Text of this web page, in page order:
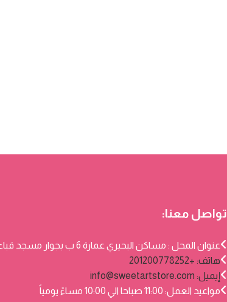
تواصل معنا:
عنوان المحل : مساكن البحيري عمارة 6 ب بجوار مسجد قباء - بورفواد - بورسعيد
هاتف: +201200778252
إيميل: info@sweetartstore.com
مواعيد العمل: 11:00 صباحا الي 10:00 مساءً يومياً